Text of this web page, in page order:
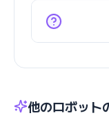
他のロボット